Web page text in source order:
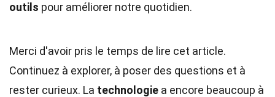
outils pour améliorer notre quotidien.
Merci d'avoir pris le temps de lire cet article.
Continuez à explorer, à poser des questions et à
rester curieux. La technologie a encore beaucoup à